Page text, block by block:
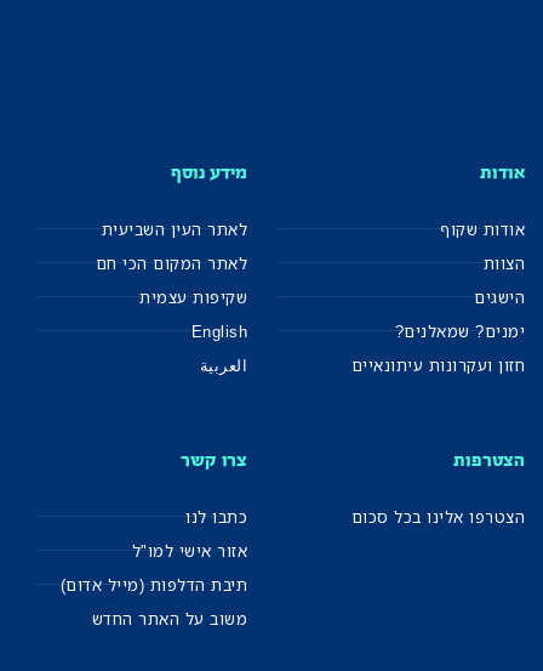
אודות
אודות שקוף
הצוות
הישגים
ימנים? שמאלנים?
חזון ועקרונות עיתונאיים
מידע נוסף
לאתר העין השביעית
לאתר המקום הכי חם
שקיפות עצמית
English
العربية
הצטרפות
הצטרפו אלינו בכל סכום
צרו קשר
כתבו לנו
אזור אישי למו"ל
תיבת הדלפות (מייל אדום)
משוב על האתר החדש